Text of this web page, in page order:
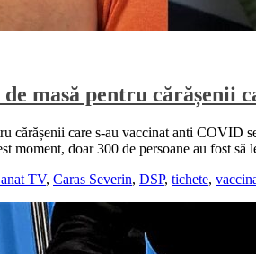
de masă pentru
cărășenii care s-au vaccinat anti
moment, doar 300 de persoane au fost
TV, Caras Severin, DSP, tichete,